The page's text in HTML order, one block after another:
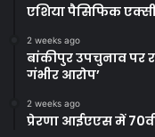
एशिया पैसिफिक
2 weeks ago
बांकीपुर उपचुनाव पर
गंभीर आरोप’
2 weeks ago
प्रेरणा आईएएस में